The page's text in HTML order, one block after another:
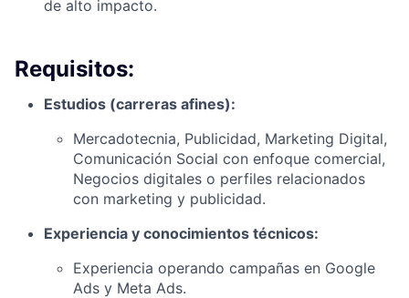
de alto impacto.
Requisitos:
Estudios (carreras afines):
Mercadotecnia, Publicidad, Marketing Digital,
Comunicación Social con enfoque comercial,
Negocios digitales o perfiles relacionados
con marketing y publicidad.
Experiencia y conocimientos técnicos:
Experiencia operando campañas en Google
Ads y Meta Ads.